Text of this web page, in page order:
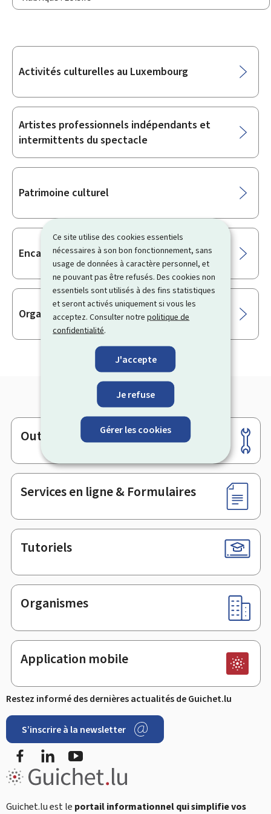
Ce site utilise des cookies essentiels
nécessaires à son bon fonctionnement, sans
usage de données à caractère personnel, et
ne pouvant pas être refusés. Des cookies non
essentiels sont utilisés à des fins statistiques
et seront activés uniquement si vous les
acceptez. Consulter notrepolitique de
confidentialité.
J'accepte
Je refuse
Gérer les cookies
Sous-
Activités culturelles au Luxembourg
Artistes professionnels indépendants et
intermittents du spectacle
Patrimoine culturel
Encadrement de sportifs
Organisation d’une manifestation
Pied
de
page
Outils
Services en ligne & Formulaires
Tutoriels
Organismes
Application mobile
Restez informé des dernières actualités de Guichet.lu
S’inscrire à la newsletter
FacebookLinkedIn
Guichet.lu est le portail informationnel qui simplifie vos